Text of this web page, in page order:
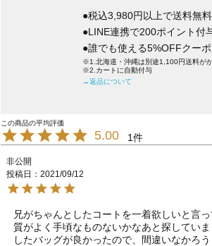
●税込3,980円以上で送料無
●LINE連携で200ポイント付
●誰でも使える5%OFFクー
※1.北海道・沖縄は別途1,100円送料が
※2.カートに自動付与
→返品について
5.00 1
非公開
投稿日
2021/09/12
兄がちゃんとしたコートを一着欲しいと言
質がよく手頃なものないかなあと探してい
したバッグが良かったので、間違いなかろ